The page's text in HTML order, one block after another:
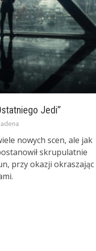
Jedi”
nowych scen, ale jak
skrupulatnie
przy okazji okraszając